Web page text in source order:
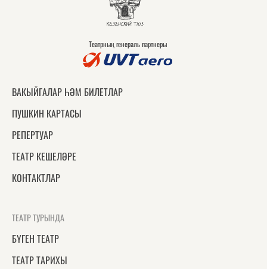
Театрның генераль партнеры
ВАКЫЙГАЛАР ҺӘМ БИЛЕТЛАР
ПУШКИН КАРТАСЫ
РЕПЕРТУАР
ТЕАТР КЕШЕЛӘРЕ
КОНТАКТЛАР
ТЕАТР ТУРЫНДА
БҮГЕН ТЕАТР
ТЕАТР ТАРИХЫ